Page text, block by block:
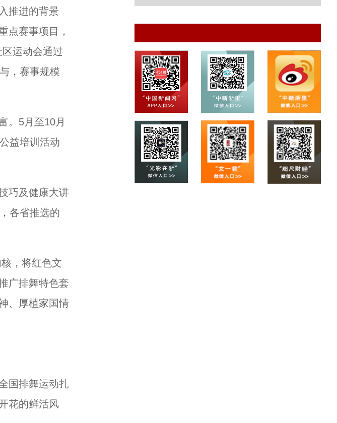
推进的背景
点赛事项目，
运动会通过
，赛事规模
。5月至10月
益培训活动
巧及健康大讲
各省推选的
，将红色文
广排舞特色套
、厚植家国情
国排舞运动扎
花的鲜活风